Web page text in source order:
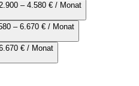
– 4.580 € / Monat
– 6.670 € / Monat
€ / Monat